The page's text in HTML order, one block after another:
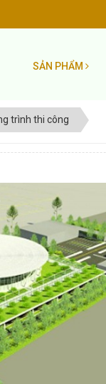
SẢN PHẨM
trình thi công